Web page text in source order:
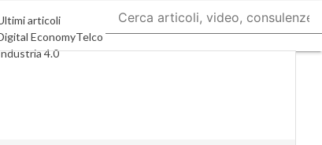
articoli
EconomyTelco
4.0